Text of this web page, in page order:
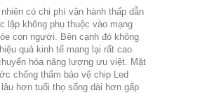
có chi phí vận hành thấp dẫn
lập không phụ thuộc vào mạng
con người. Bên cạnh đó không
quả kinh tế mang lại rất cao.
hóa năng lượng ưu việt. Mặt
chống thấm bảo vệ chip Led
hơn tuổi thọ sống dài hơn gấp